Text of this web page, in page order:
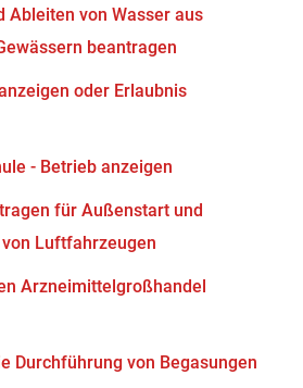
Ableiten von Wasser aus
beantragen
oder Erlaubnis
- Betrieb anzeigen
für Außenstart und
Luftfahrzeugen
Arzneimittelgroßhandel
Durchführung von Begasungen